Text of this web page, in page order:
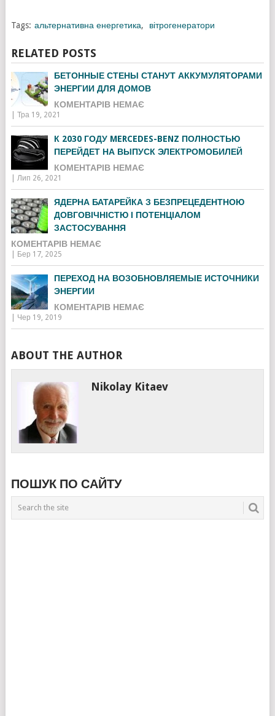
Tags: альтернативна енергетика, вітрогенератори
RELATED POSTS
БЕТОННЫЕ СТЕНЫ СТАНУТ АККУМУЛЯТОРАМИ
ЭНЕРГИИ ДЛЯ ДОМОВ
КОМЕНТАРІВ НЕМАЄ
Тра 19, 2021
К 2030 ГОДУ MERCEDES-BENZ ПОЛНОСТЬЮ
ПЕРЕЙДЕТ НА ВЫПУСК ЭЛЕКТРОМОБИЛЕЙ
КОМЕНТАРІВ НЕМАЄ
Лип 26, 2021
ЯДЕРНА БАТАРЕЙКА З БЕЗПРЕЦЕДЕНТНОЮ
ДОВГОВІЧНІСТЮ І ПОТЕНЦІАЛОМ
ЗАСТОСУВАННЯ
КОМЕНТАРІВ НЕМАЄ
Бер 17, 2025
ПЕРЕХОД НА ВОЗОБНОВЛЯЕМЫЕ ИСТОЧНИКИ
ЭНЕРГИИ
КОМЕНТАРІВ НЕМАЄ
Чер 19, 2019
ABOUT THE AUTHOR
Nikolay Kitaev
ПОШУК ПО САЙТУ